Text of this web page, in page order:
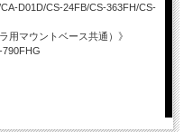
D01D/CS-24FB/CS-363FH/CS-
用マウントベース共通）》
790FHG